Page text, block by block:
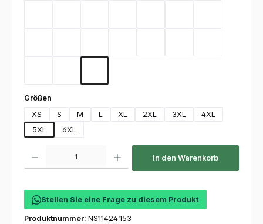
Größen
XS
S M L XL 2XL 3XL
4XL
5XL
6XL
In den Warenkorb
Stellen Sie eine Frage zu diesem Produkt
Produktnummer: NS11424.153